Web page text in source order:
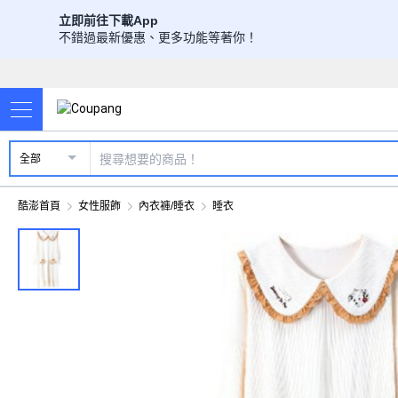
立即前往下載App
不錯過最新優惠、更多功能等著你！
全部
酷澎首頁 女性服飾 內衣褲/睡衣 睡衣